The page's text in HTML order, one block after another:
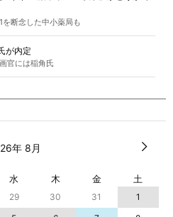
断念した中小薬局も
が内定
官には稲角氏
年 8月
水 木 金 土
29 30 31
1